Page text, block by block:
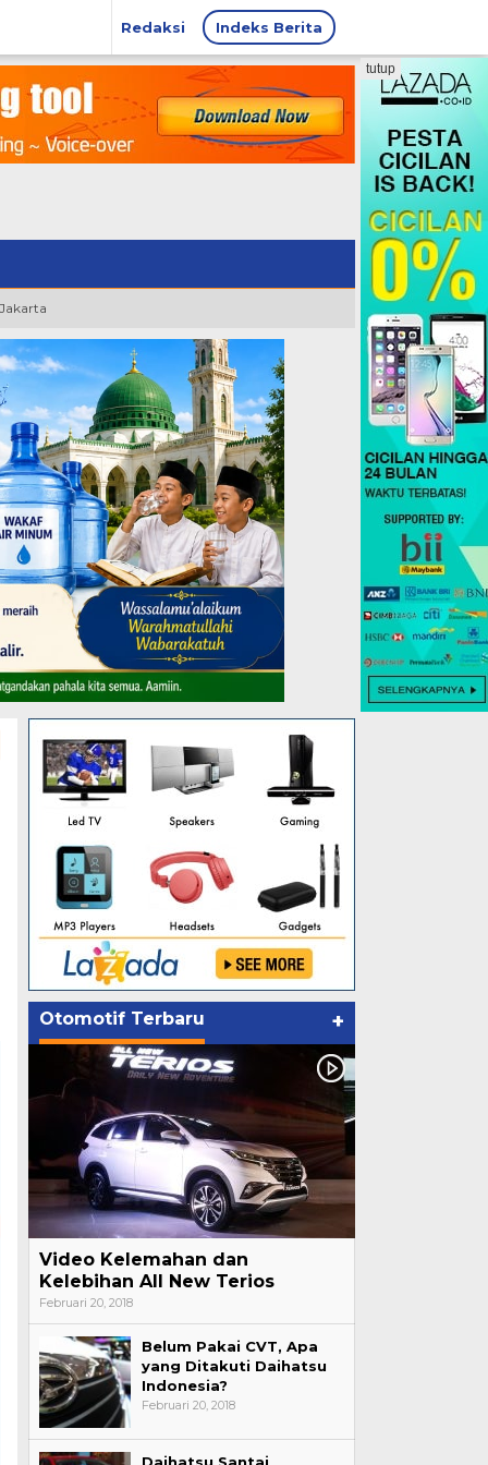
Redaksi Indeks Berita
tutup
Otomotif Terbaru +
Video Kelemahan dan
Kelebihan All New Terios
Februari 20, 2018
Belum Pakai CVT, Apa
yang Ditakuti Daihatsu
Indonesia?
Februari 20, 2018